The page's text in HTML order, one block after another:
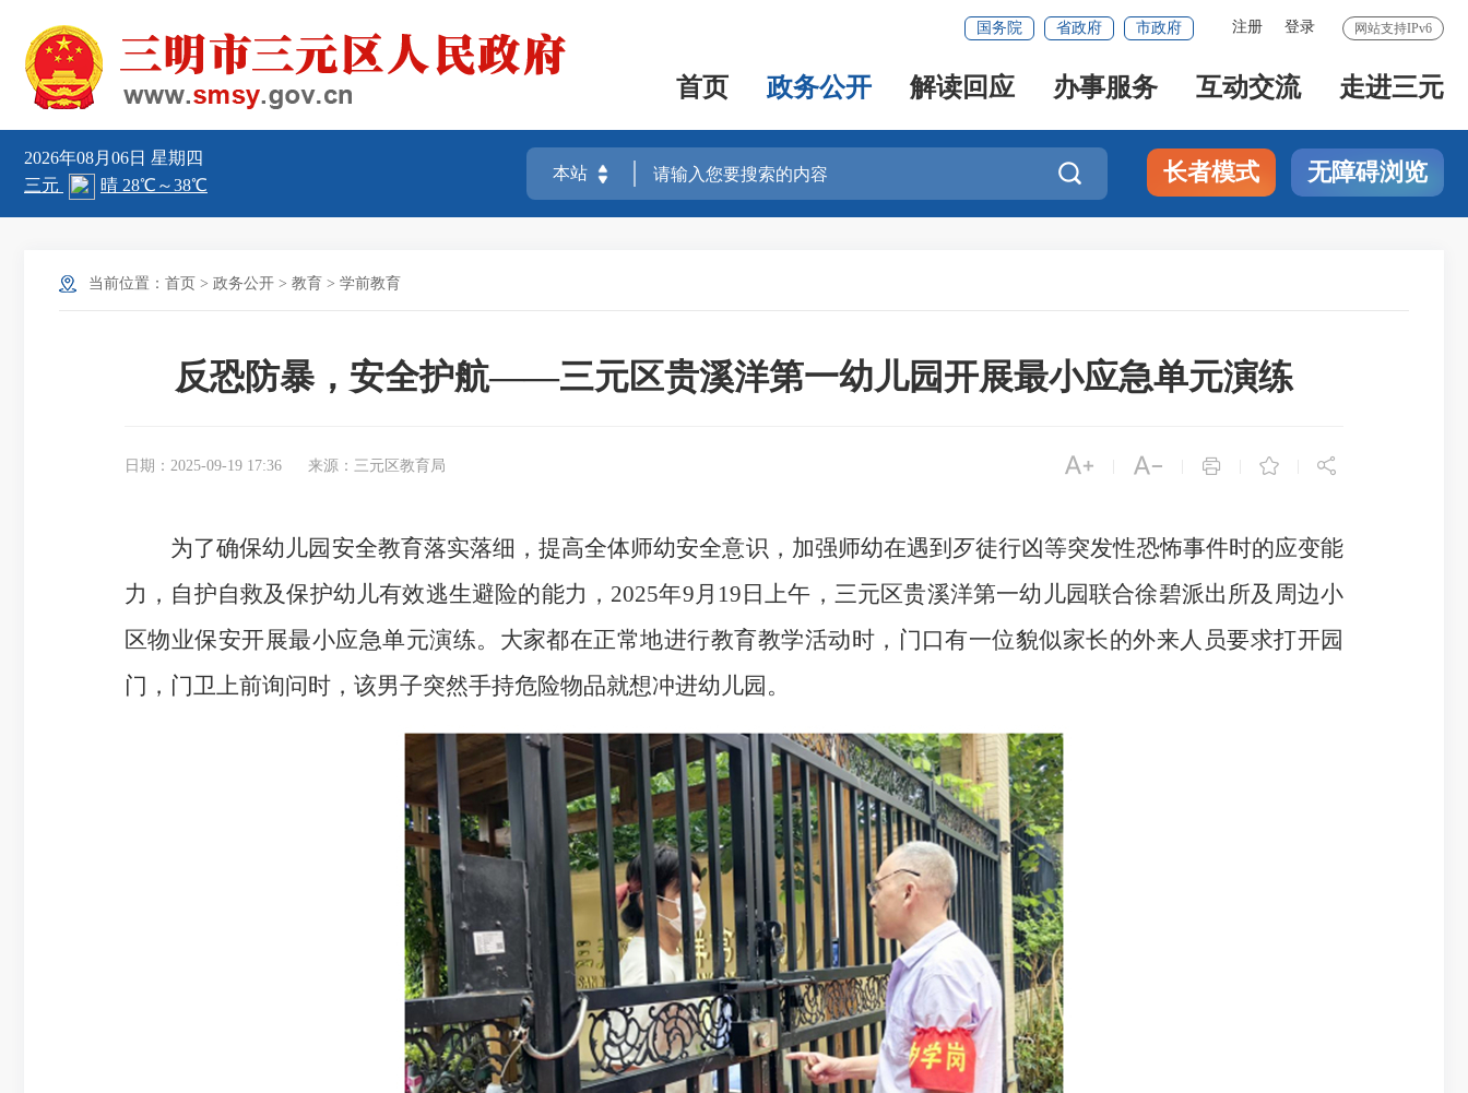
网站支持IPv6
注册 登录
国务院 省政府 市政府
首页 政务公开 解读回应 办事服务 互动交流 走进三元
2026年08月06日 星期四
 长者模式 无障碍浏览
当前位置： 首页 > 政务公开 > 教育 > 学前教育
反恐防暴，安全护航——三元区贵溪洋第一幼儿园开展最小应急单元演练
日期：2025-09-19 17:36 来源：三元区教育局     
为了确保幼儿园安全教育落实落细，提高全体师幼安全意识，加强师幼在遇到歹徒行凶等突发性恐怖事件时的应变能
力，自护自救及保护幼儿有效逃生避险的能力，2025年9月19日上午，三元区贵溪洋第一幼儿园联合徐碧派出所及周边小
区物业保安开展最小应急单元演练。大家都在正常地进行教育教学活动时，门口有一位貌似家长的外来人员要求打开园
门，门卫上前询问时，该男子突然手持危险物品就想冲进幼儿园。